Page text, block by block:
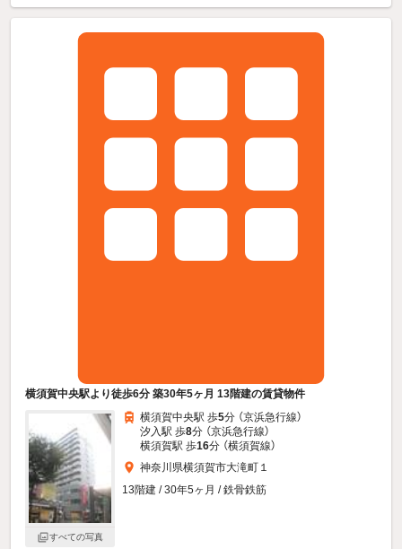
横須賀中央駅より徒歩6分 築30年5ヶ月 13階建の賃貸物件
すべての写真
横須賀中央駅 歩5分 （京浜急行線）
汐入駅 歩8分 （京浜急行線）
横須賀駅 歩16分 （横須賀線）
神奈川県横須賀市大滝町１
13階建 / 30年5ヶ月 / 鉄骨鉄筋